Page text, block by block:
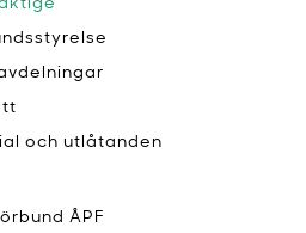
och utlåtanden
ÅPF